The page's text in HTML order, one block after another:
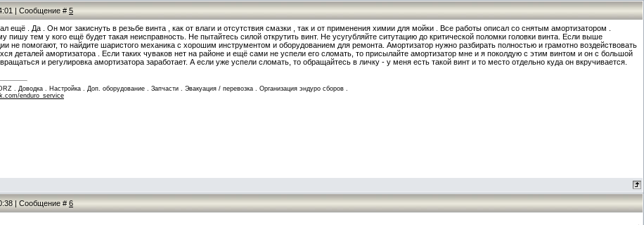
| Сообщение # 5
ещё . Да . Он мог закиснуть в резьбе винта , как от влаги и отсутствия смазки , так и от применения химии для мойки . Все работы описал со снятым амортизатором .
пишу тем у кого ещё будет такая неисправность. Не пытайтесь силой открутить винт. Не усугубляйте ситутацию до критической поломки головки винта. Если выше
не помогают, то найдите шаристого механика с хорошим инструментом и оборудованием для ремонта. Амортизатор нужно разбирать полностью и грамотно воздействовать
деталей амортизатора . Если таких чуваков нет на районе и ещё сами не успели его сломать, то присылайте амортизатор мне и я поколдую с этим винтом и он с большой
и регулировка амортизатора заработает. А если уже успели сломать, то обращайтесь в личку - у меня есть такой винт и то место отдельно куда он вкручивается.
. Доводка . Настройка . Доп. оборудование . Запчасти . Эвакуация / перевозка . Организация эндуро сборов .
enduro_service
| Сообщение # 6